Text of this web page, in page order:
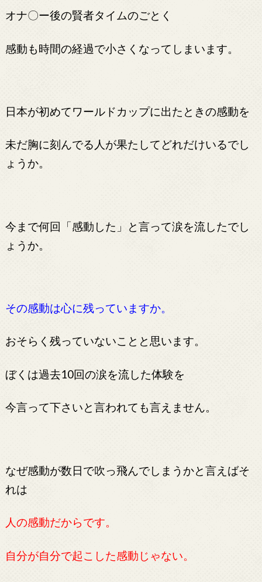
オナ〇ー後の賢者タイムのごとく
感動も時間の経過で小さくなってしまいます。
日本が初めてワールドカップに出たときの感動を
未だ胸に刻んでる人が果たしてどれだけいるでし
ょうか。
今まで何回「感動した」と言って涙を流したでし
ょうか。
その感動は心に残っていますか。
おそらく残っていないことと思います。
ぼくは過去10回の涙を流した体験を
今言って下さいと言われても言えません。
なぜ感動が数日で吹っ飛んでしまうかと言えばそ
れは
人の感動だからです。
自分が自分で起こした感動じゃない。